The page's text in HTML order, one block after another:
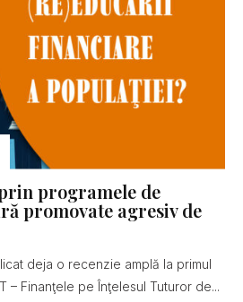
programele de
promovate agresiv de
deja o recenzie amplă la primul
– Finanţele pe Înţelesul Tuturor de...